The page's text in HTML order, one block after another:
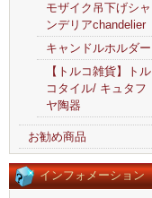
モザイク吊下げシャ
ンデリアchandelier
キャンドルホルダー
【トルコ雑貨】トル
コタイル/ キュタフ
ヤ陶器
お勧め商品
インフォメーション